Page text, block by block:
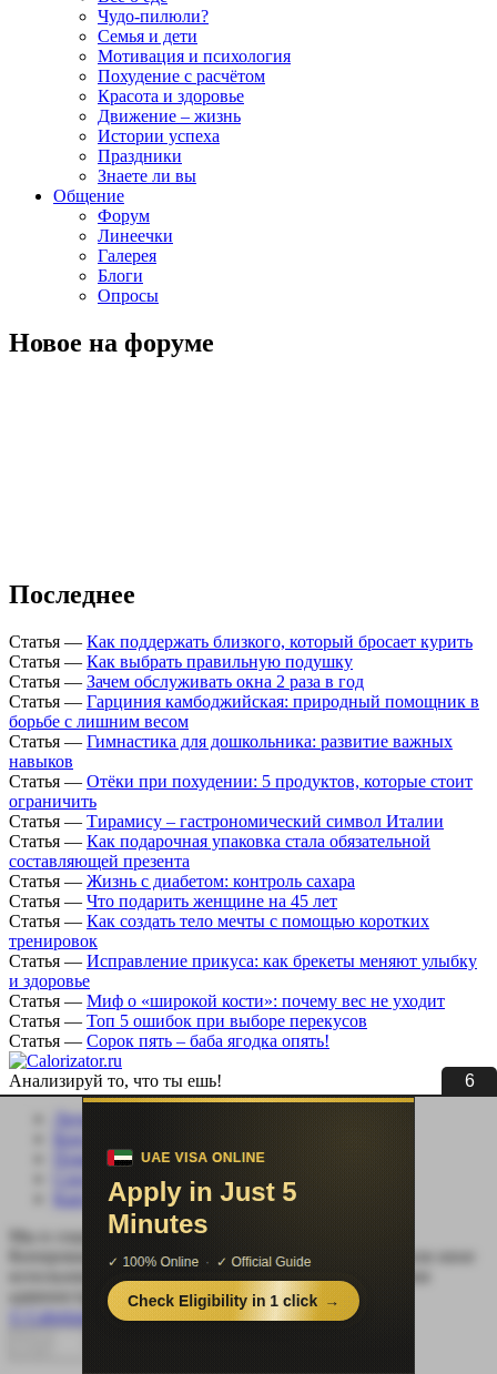
5
Чудо-пилюли?
Семья и дети
Мотивация и психология
Похудение с расчётом
Красота и здоровье
Движение – жизнь
Истории успеха
Праздники
Знаете ли вы
Общение
Форум
Линеечки
Галерея
Блоги
Опросы
Новое на форуме
Последнее
Статья — Как поддержать близкого, который бросает курить
Статья — Как выбрать правильную подушку
Статья — Зачем обслуживать окна 2 раза в год
Статья — Гарциния камбоджийская: природный помощник в
борьбе с лишним весом
Статья — Гимнастика для дошкольника: развитие важных
навыков
Статья — Отёки при похудении: 5 продуктов, которые стоит
ограничить
Статья — Тирамису – гастрономический символ Италии
Статья — Как подарочная упаковка стала обязательной
составляющей презента
Статья — Жизнь с диабетом: контроль сахара
Статья — Что подарить женщине на 45 лет
Статья — Как создать тело мечты с помощью коротких
тренировок
Статья — Исправление прикуса: как брекеты меняют улыбку
и здоровье
Статья — Миф о «широкой кости»: почему вес не уходит
Статья — Топ 5 ошибок при выборе перекусов
Статья — Сорок пять – баба ягодка опять!
Анализируй то, что ты ешь!
Личный кабинет
Помощь сайту
Соцсети
Карта сайта
Мы в социальных сетях:
Копирование, перепечатка (целиком или частично) или иное
администрации сайта Calorizator.ru не допускается.
© Calorizator.ru 2008-2026